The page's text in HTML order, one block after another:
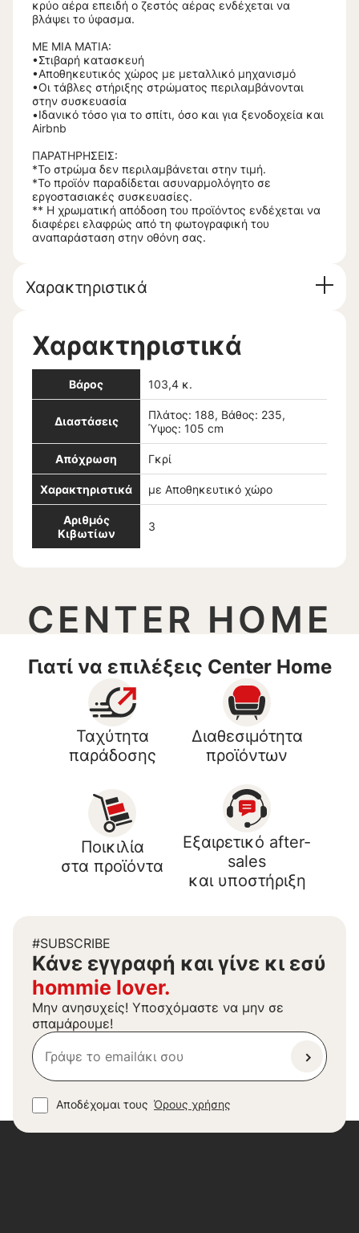
κρύο αέρα επειδή ο ζεστός αέρας ενδέχεται να
βλάψει το ύφασμα.
ΜΕ ΜΙΑ ΜΑΤΙΑ:
•Στιβαρή κατασκευή
•Αποθηκευτικός χώρος με μεταλλικό μηχανισμό
•Οι τάβλες στήριξης στρώματος περιλαμβάνονται
στην συσκευασία
•Ιδανικό τόσο για το σπίτι, όσο και για ξενοδοχεία και
Airbnb
ΠΑΡΑΤΗΡΗΣΕΙΣ:
*Το στρώμα δεν περιλαμβάνεται στην τιμή.
*Το προϊόν παραδίδεται ασυναρμολόγητο σε
εργοστασιακές συσκευασίες.
** Η χρωματική απόδοση του προϊόντος ενδέχεται να
διαφέρει ελαφρώς από τη φωτογραφική του
αναπαράσταση στην οθόνη σας.
Χαρακτηριστικά
Χαρακτηριστικά
Βάρος 103,4 κ.
Διαστάσεις
Πλάτος: 188, Βάθος: 235,
Ύψος: 105 cm
Απόχρωση Γκρί
Χαρακτηριστικά με Αποθηκευτικό χώρο
Αριθμός
Κιβωτίων
3
CENTER HOME
Γιατί να επιλέξεις Center Home
Ταχύτητα
παράδοσης
Διαθεσιμότητα
προϊόντων
Ποικιλία
στα προϊόντα
Εξαιρετικό after-
sales
και υποστήριξη
#SUBSCRIBE
Kάνε εγγραφή και γίνε κι εσύ
hommie lover.
Μην ανησυχείς! Υποσχόμαστε να μην σε
σπαμάρουμε!
Αποδέχομαι τους Όρους χρήσης